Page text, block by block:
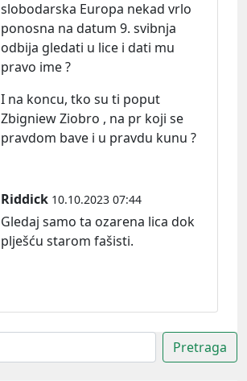
slobodarska Europa nekad vrlo
ponosna na datum 9. svibnja
odbija gledati u lice i dati mu
pravo ime ?
I na koncu, tko su ti poput
Zbigniew Ziobro , na pr koji se
pravdom bave i u pravdu kunu ?
Riddick 10.10.2023 07:44
Gledaj samo ta ozarena lica dok
plješću starom fašisti.